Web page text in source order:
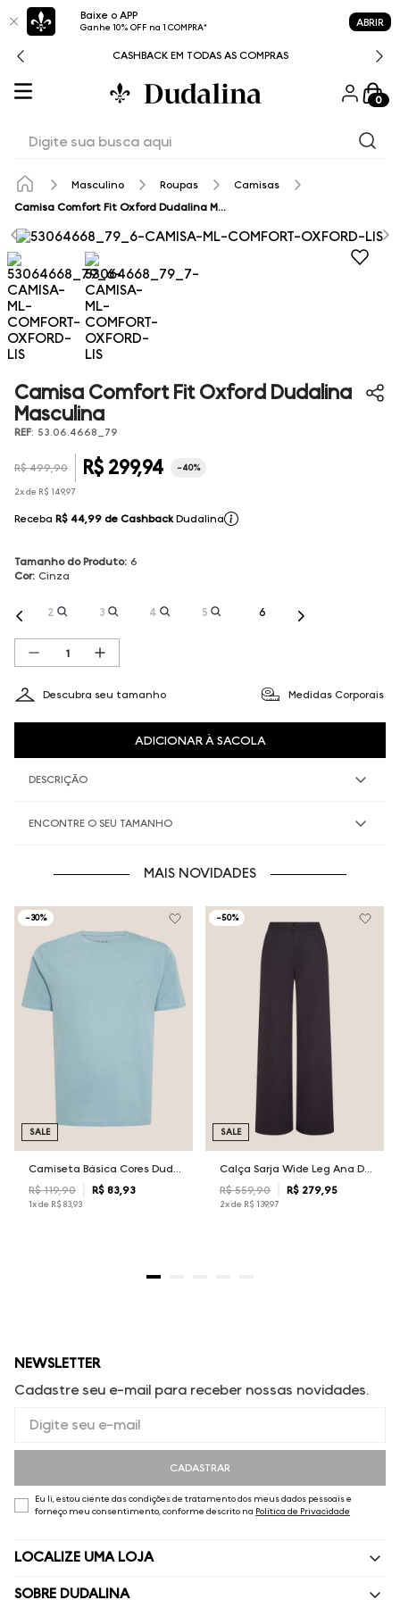
Baixe o APP
Ganhe 10% OFF na 1 COMPRA* ABRIR
CASHBACK EM TODAS AS COMPRAS
0
Masculino Roupas
Camisas
Camisa Comfort Fit Oxford Dudalina Masculina
Camisa Comfort Fit Oxford Dudalina
Masculina
REF: 53.06.4668_79
R$ 499,90 R$ 299,94 -40%
2x de R$ 149,97
Receba R$ 44,99 de Cashback Dudalina
Tamanho do Produto: 6
Cor: Cinza
2 3 4 5 6
Descubra seu tamanho Medidas Corporais
ADICIONAR À SACOLA
DESCRIÇÃO
ENCONTRE O SEU TAMANHO
MAIS NOVIDADES
-30%
R$ 119,90 R$ 83, 93
1x de R$ 83,93
SALE
-50%
Calça Sarja Wide Leg Ana Dudalina Feminina
R$ 559,90 R$ 279, 95
2x de R$ 139,97
SALE
NEWSLETTER
Cadastre seu e-mail para receber nossas novidades.
CADASTRAR
Eu li, estou ciente das condições de tratamento dos meus dados pessoais e
forneço meu consentimento, conforme descrito na Política de Privacidade
LOCALIZE UMA LOJA
SOBRE DUDALINA